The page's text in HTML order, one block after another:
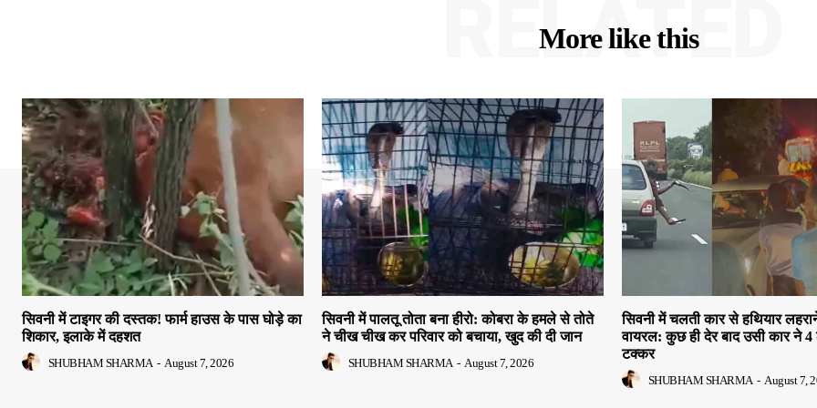
More like this
RELATED
सिवनी में टाइगर की दस्तक! फार्म हाउस के पास घोड़े का
शिकार, इलाके में दहशत
SHUBHAM SHARMA - August 7, 2026
सिवनी में पालतू तोता बना हीरो: कोबरा के हमले से तोते
ने चीख चीख कर परिवार को बचाया, खुद की दी जान
SHUBHAM SHARMA - August 7, 2026
सिवनी में चलती कार से हथियार
वायरल: कुछ ही देर बाद उसी कार ने 4
टक्कर
SHUBHAM SHARMA - August 7,